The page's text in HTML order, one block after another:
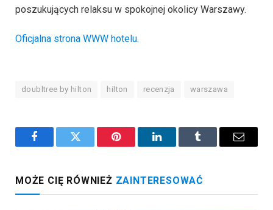
poszukujących relaksu w spokojnej okolicy Warszawy.
Oficjalna strona WWW hotelu.
doubltree by hilton hilton recenzja warszawa
FacebookTwitter Pinterest LinkedInTumblr Email
MOŻE CIĘ RÓWNIEŻ ZAINTERESOWAĆ